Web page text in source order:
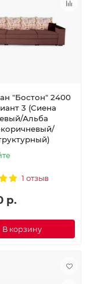
"Бостон" 2400
3 (Сиена
Альба
коричневый/
1 отзыв
р.
В корзину